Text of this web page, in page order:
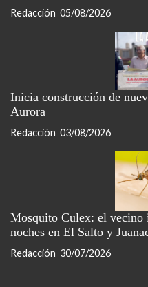
Redacción 05/08/2026
Inicia construcción de
Aurora
Redacción 03/08/2026
Mosquito Culex: el vecino
noches en El Salto y
Redacción 30/07/2026